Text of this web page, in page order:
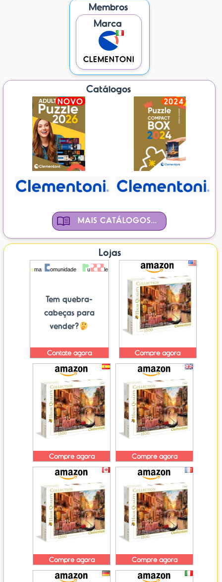
Membros
Marca
CLEMENTONI
Catálogos
NOVO 2024
MAIS CATÁLOGOS...
Lojas
Tem quebra-
cabeças para
vender?
Contate agora Compre agora
Compre agora Compre agora
Compre agora Compre agora